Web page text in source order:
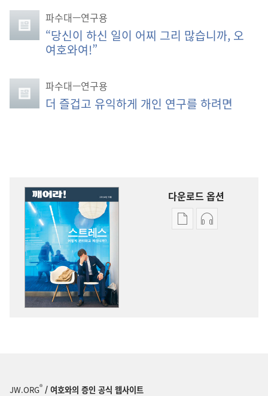
파수대—연구용
“당신이 하신 일이 어찌 그리 많습니까, 오
여호와여!”
파수대—연구용
더 즐겁고 유익하게 개인 연구를 하려면
다운로드 옵션
출판물오디오
JW.ORG® / 여호와의 증인 공식 웹사이트